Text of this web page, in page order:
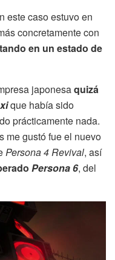
este caso estuvo en
concretamente con
en un estado de
japonesaquizá
que había sido
prácticamente nada.
me gustó fue el nuevo
Persona 4 Revival, así
Persona 6, del